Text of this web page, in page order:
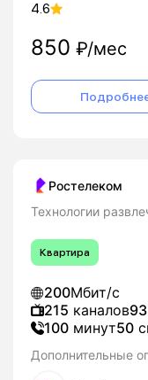
4.6
850 ₽/мес
Ростелеком
Технологии
Квартира
200Мбит/с
215 каналов93
100 минут50
Дополнительные